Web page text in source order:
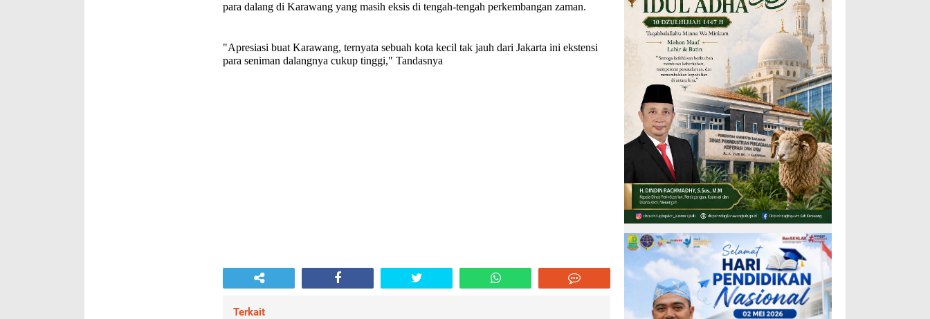
para dalang di Karawang yang masih eksis di tengah-tengah perkembangan zaman.
"Apresiasi buat Karawang, ternyata sebuah kota kecil tak jauh dari Jakarta ini ekstensi
para seniman dalangnya cukup tinggi," Tandasnya
Terkait